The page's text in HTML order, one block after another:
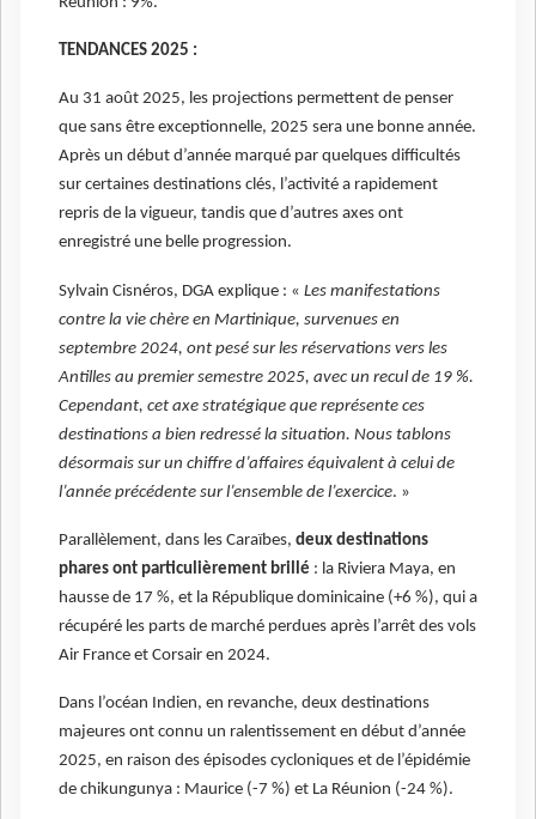
TENDANCES 2025 :
Au 31 août 2025, les projections permettent de penser
que sans être exceptionnelle, 2025 sera une bonne année.
Après un début d’année marqué par quelques difficultés
sur certaines destinations clés, l’activité a rapidement
repris de la vigueur, tandis que d’autres axes ont
enregistré une belle progression.
Sylvain Cisnéros, DGA explique : « Les manifestations
contre la vie chère en Martinique, survenues en
septembre 2024, ont pesé sur les réservations vers les
Antilles au premier semestre 2025, avec un recul de 19 %.
Cependant, cet axe stratégique que représente ces
destinations a bien redressé la situation. Nous tablons
désormais sur un chiffre d’affaires équivalent à celui de
l’année précédente sur l’ensemble de l’exercice. »
Parallèlement, dans les Caraïbes, deux destinations
phares ont particulièrement brillé : la Riviera Maya, en
hausse de 17 %, et la République dominicaine (+6 %), qui a
récupéré les parts de marché perdues après l’arrêt des vols
Air France et Corsair en 2024.
Dans l’océan Indien, en revanche, deux destinations
majeures ont connu un ralentissement en début d’année
2025, en raison des épisodes cycloniques et de l’épidémie
de chikungunya : Maurice (-7 %) et La Réunion (-24 %).